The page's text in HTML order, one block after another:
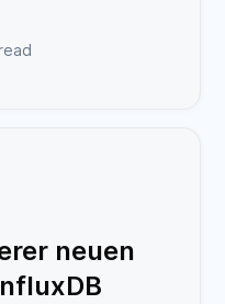
neuen